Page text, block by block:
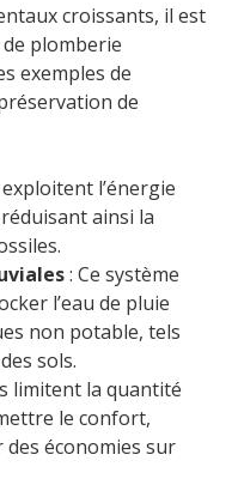
croissants, il est
plomberie
exemples de
de
l’énergie
ainsi la
: Ce système
l’eau de pluie
non potable, tels
sols.
limitent la quantité
le confort,
économies sur